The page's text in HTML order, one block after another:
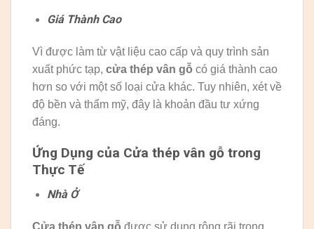
Giá Thành Cao
Vì được làm từ vật liệu cao cấp và quy trình sản
xuất phức tạp, cửa thép vân gỗ có giá thành cao
hơn so với một số loại cửa khác. Tuy nhiên, xét về
độ bền và thẩm mỹ, đây là khoản đầu tư xứng
đáng.
Ứng Dụng của Cửa thép vân gỗ trong
Thực Tế
Nhà Ở
Cửa thép vân gỗ được sử dụng rộng rãi trong